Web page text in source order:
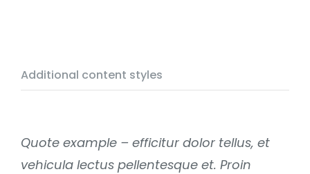
Additional content styles
Quote example – efficitur dolor tellus, et
vehicula lectus pellentesque et. Proin